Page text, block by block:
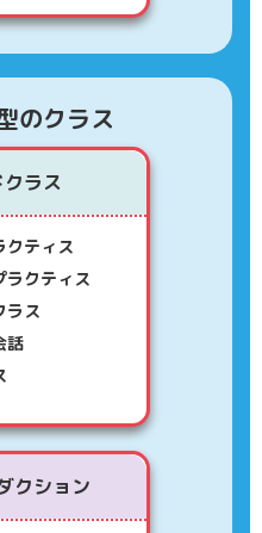
のクラス
ラス
クティス
ラクティス
ラス
話
クション